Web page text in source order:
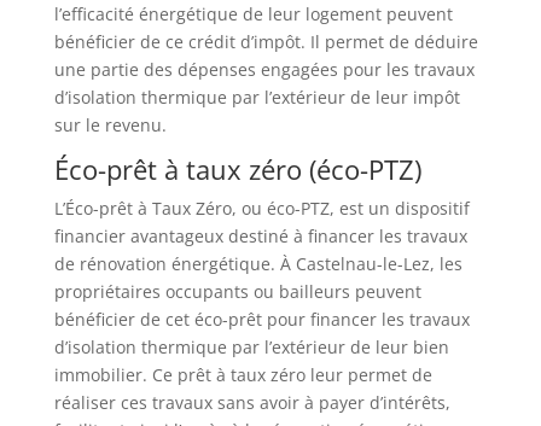
l’efficacité énergétique de leur logement peuvent
bénéficier de ce crédit d’impôt. Il permet de déduire
une partie des dépenses engagées pour les travaux
d’isolation thermique par l’extérieur de leur impôt
sur le revenu.
Éco-prêt à taux zéro (éco-PTZ)
L’Éco-prêt à Taux Zéro, ou éco-PTZ, est un dispositif
financier avantageux destiné à financer les travaux
de rénovation énergétique. À Castelnau-le-Lez, les
propriétaires occupants ou bailleurs peuvent
bénéficier de cet éco-prêt pour financer les travaux
d’isolation thermique par l’extérieur de leur bien
immobilier. Ce prêt à taux zéro leur permet de
réaliser ces travaux sans avoir à payer d’intérêts,